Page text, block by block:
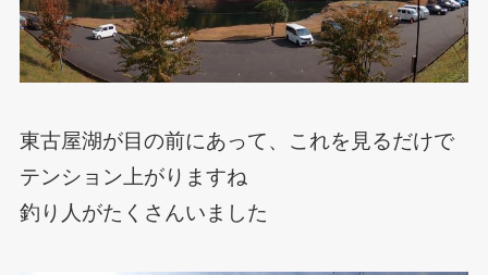
東古屋湖が目の前にあって、これを見るだけで
テンション上がりますね
釣り人がたくさんいました